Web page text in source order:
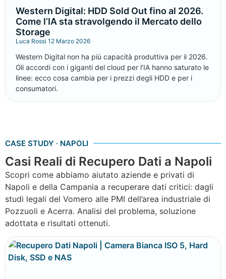
Western Digital: HDD Sold Out fino al 2026.
Come l’IA sta stravolgendo il Mercato dello
Storage
Luca Rossi 12 Marzo 2026
Western Digital non ha più capacità produttiva per il 2026.
Gli accordi con i giganti del cloud per l’IA hanno saturato le
linee: ecco cosa cambia per i prezzi degli HDD e per i
consumatori.
CASE STUDY · NAPOLI
Casi Reali di Recupero Dati a Napoli
Scopri come abbiamo aiutato aziende e privati di
Napoli e della Campania a recuperare dati critici: dagli
studi legali del Vomero alle PMI dell’area industriale di
Pozzuoli e Acerra. Analisi del problema, soluzione
adottata e risultati ottenuti.